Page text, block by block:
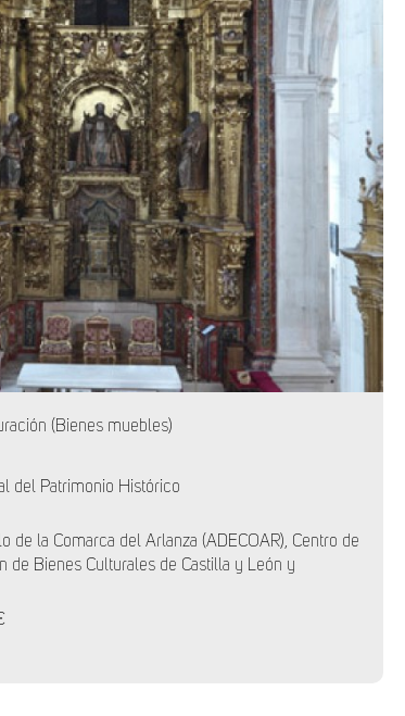
(Bienes muebles)
del Patrimonio Histórico
de la Comarca del Arlanza (ADECOAR), Centro de
de Bienes Culturales de Castilla y León y